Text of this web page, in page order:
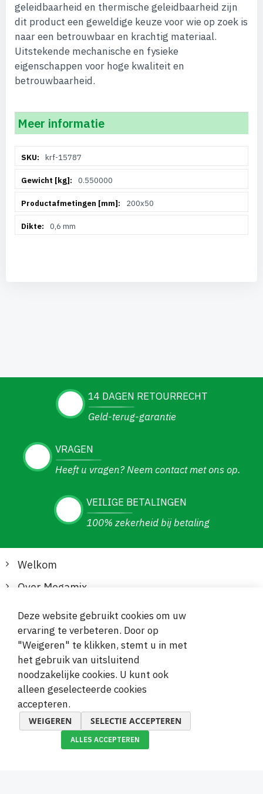
geleidbaarheid en thermische geleidbaarheid zijn
dit product een geweldige keuze voor wie op zoek is
naar een betrouwbaar en krachtig materiaal.
Uitstekende mechanische en fysieke
eigenschappen voor hoge kwaliteit en
betrouwbaarheid.
Meer informatie
informatiekrf-15787
0.550000
200x50
0,6 mm
14 DAGEN RETOURRECHT
Geld-terug-garantie
VRAGEN
Heeft u vragen? Neem contact met ons op.
VEILIGE BETALINGEN
100% zekerheid bij betaling
Welkom
Over Megamix
Informatie
Klantenservice
Veilige en gemakkelijke betalingen
Deze website gebruikt cookies om uw
ervaring te verbeteren. Door op
"Weigeren" te klikken, stemt u in met
het gebruik van uitsluitend
noodzakelijke cookies. U kunt ook
alleen geselecteerde cookies
accepteren.
WEIGEREN SELECTIE ACCEPTEREN
ALLES ACCEPTEREN